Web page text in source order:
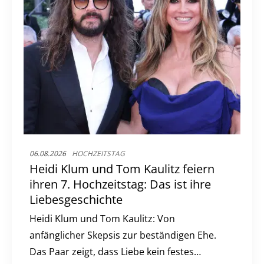
06.08.2026 HOCHZEITSTAG
Heidi Klum und Tom Kaulitz feiern
ihren 7. Hochzeitstag: Das ist ihre
Liebesgeschichte
Heidi Klum und Tom Kaulitz: Von
anfänglicher Skepsis zur beständigen Ehe.
Das Paar zeigt, dass Liebe kein festes